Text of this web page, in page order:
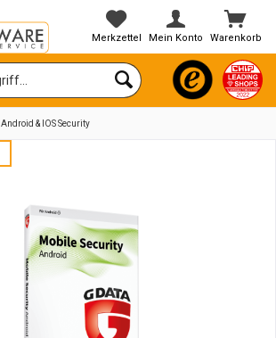
Warenkorb
Merkzettel Mein Konto
Android & IOS Security